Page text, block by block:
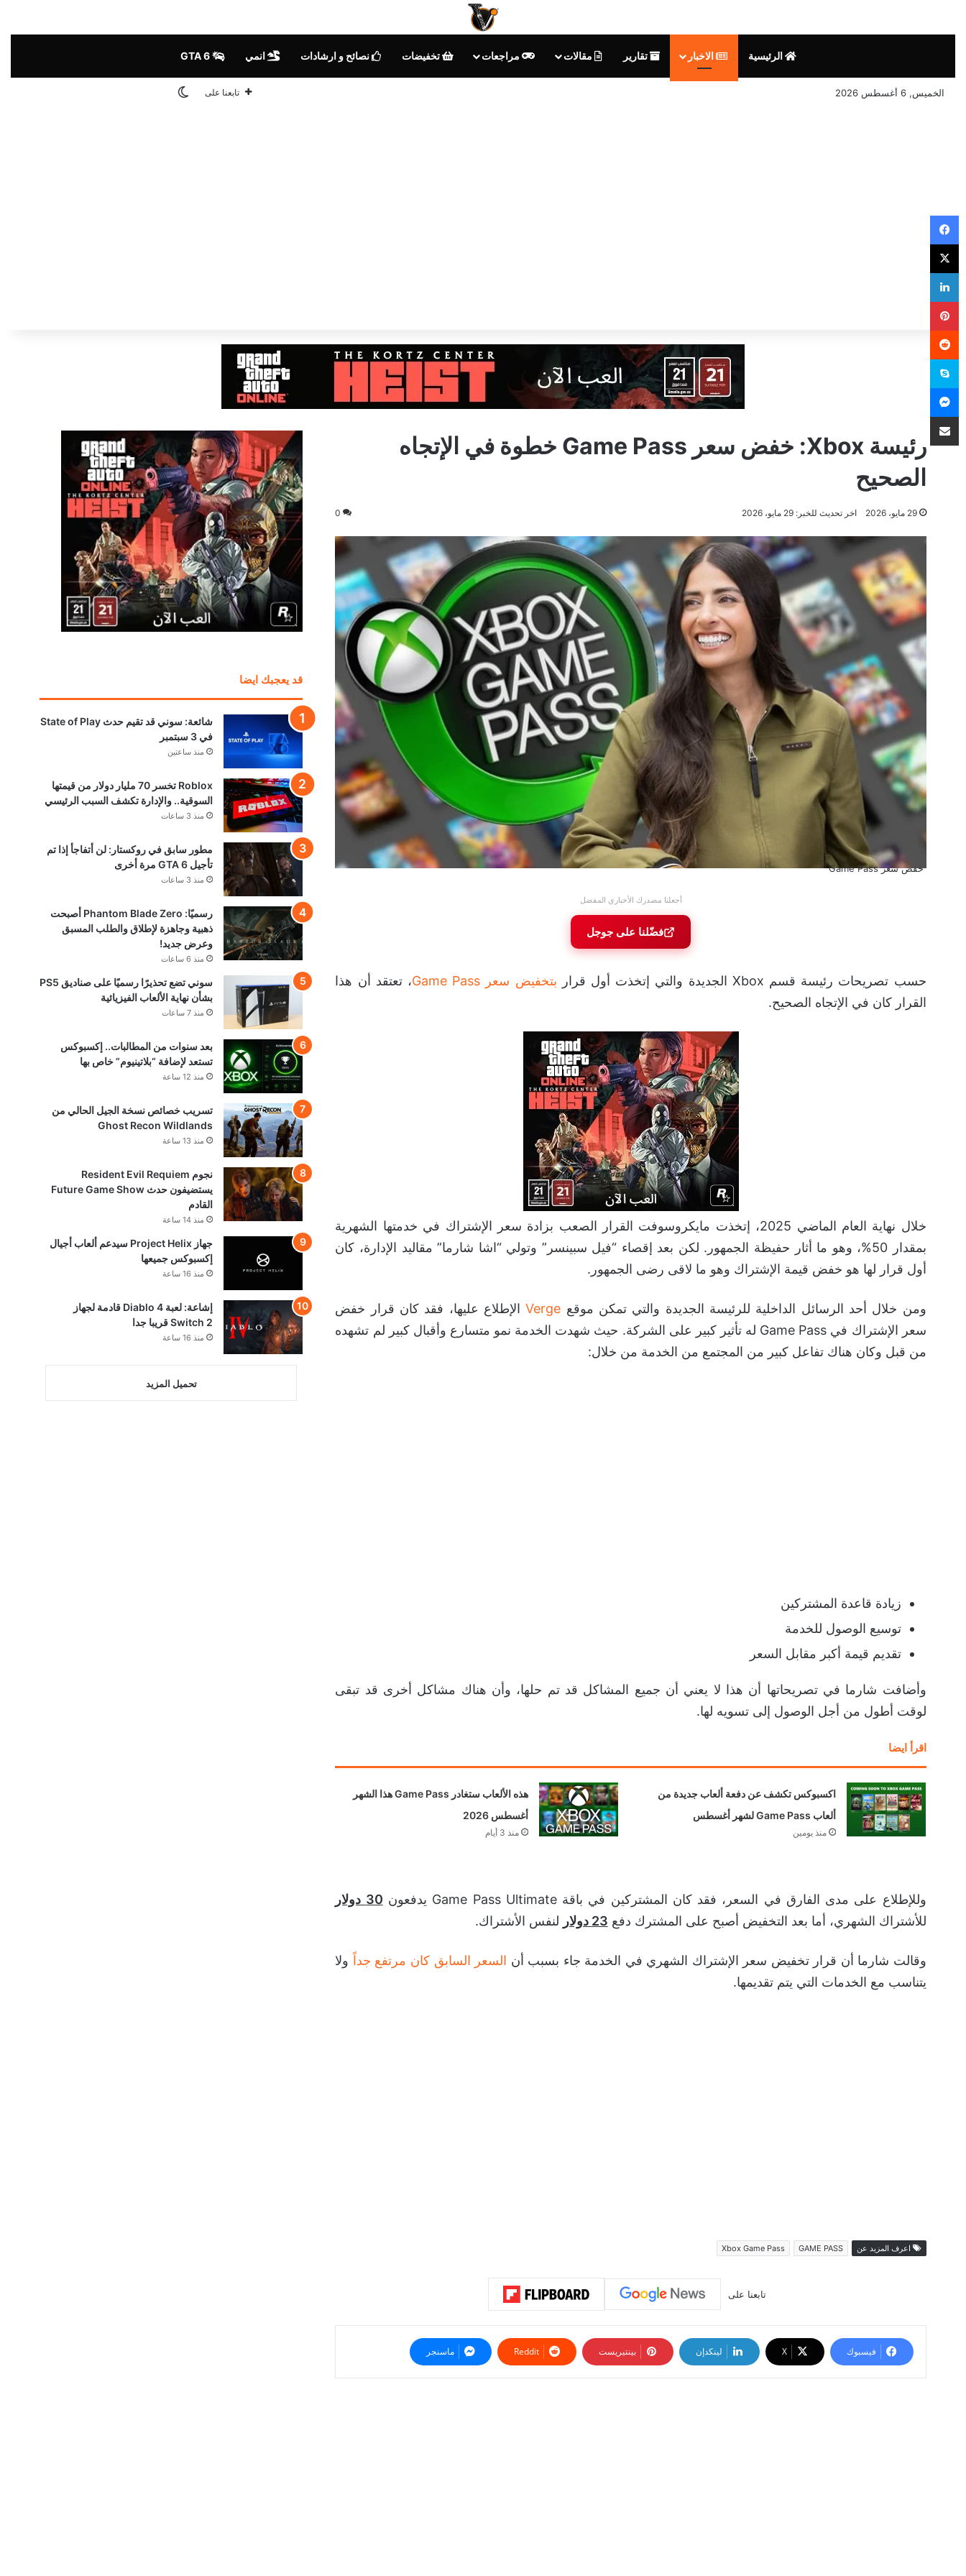
الرئيسية الاخبار تقارير مقالات مراجعات تخفيضات نصائح و ارشادات انمي
الخميس, 6 أغسطس 2026 تابعنا على الوضع المظلم
رئيسة Xbox: خفض سعر Game Pass خطوة في الإتجاه
الصحيح
29 مايو، 2026 اخر تحديث للخبر: 29 مايو، 2026 0
خفض سعر Game Pass
أجعلنا مصدرك الأخباري المفضل
فضّلنا على جوجل
حسب تصريحات رئيسة قسم Xbox الجديدة والتي إتخذت أول قرار بتخفيض سعر Game Pass
، تعتقد أن هذا
القرار كان في الإتجاه الصحيح.
خلال نهاية العام الماضي 2025، إتخذت مايكروسوفت القرار الصعب بزادة سعر الإشتراك في خدمتها الشهرية
بمقدار 50%، وهو ما أثار حفيظة الجمهور. لكن بعد إقصاء “فيل سبينسر” وتولي “اشا شارما” مقاليد الإدارة، كان
أول قرار لها هو خفض قيمة الإشتراك وهو ما لاقى رضى الجمهور.
ومن خلال أحد الرسائل الداخلية للرئيسة الجديدة والتي تمكن موقع Vergeالإطلاع عليها، فقد كان قرار خفض
سعر الإشتراك في Game Pass له تأثير كبير على الشركة. حيث شهدت الخدمة نمو متسارع وأقبال كبير لم تشهده
من قبل وكان هناك تفاعل كبير من المجتمع من الخدمة من خلال:
زيادة قاعدة المشتركين
توسيع الوصول للخدمة
تقديم قيمة أكبر مقابل السعر
وأضافت شارما في تصريحاتها أن هذا لا يعني أن جميع المشاكل قد تم حلها، وأن هناك مشاكل أخرى قد تبقى
لوقت أطول من أجل الوصول إلى تسويه لها.
اقرأ ايضا
اكسبوكس تكشف عن دفعة ألعاب جديدة من
ألعاب Game Pass لشهر أغسطس
منذ يومين
هذه الألعاب ستغادر Game Pass هذا الشهر
أغسطس 2026
منذ 3 أيام
وللإطلاع على مدى الفارق في السعر، فقد كان المشتركين في باقة Game Pass Ultimate يدفعون
30 دولار
للأشتراك الشهري، أما بعد التخفيض أصبح على المشترك دفع 23 دولار لنفس الأشتراك.
وقالت شارما أن قرار تخفيض سعر الإشتراك الشهري في الخدمة جاء بسبب أن السعر السابق كان مرتفع جداً ولا
يتناسب مع الخدمات التي يتم تقديمها.
اعرف المزيد عن GAME PASS
Xbox Game Pass
تابعنا على
فيسبوك ‫X لينكدإن بينتيريست ‏Reddit ماسنجر
قد يعجبك ايضا
شائعة: سوني قد تقيم حدث State of Play
في 3 سبتمبر
منذ ساعتين
Roblox تخسر 70 مليار دولار من قيمتها
السوقية.. والإدارة تكشف السبب الرئيسي
منذ 3 ساعات
مطور سابق في روكستار: لن أتفاجأ إذا تم
تأجيل GTA 6 مرة أخرى
منذ 3 ساعات
رسميًا: Phantom Blade Zero أصبحت
ذهبية وجاهزة لإطلاق والطلب المسبق
وعرض جديد!
منذ 6 ساعات
سوني تضع تحذيرًا رسميًا على صناديق PS5
بشأن نهاية الألعاب الفيزيائية
منذ 7 ساعات
بعد سنوات من المطالبات.. إكسبوكس
تستعد لإضافة “بلاتينيوم” خاص بها
منذ 12 ساعة
تسريب خصائص نسخة الجيل الحالي من
Ghost Recon Wildlands
منذ 13 ساعة
نجوم Resident Evil Requiem
يستضيفون حدث Future Game Show
القادم
منذ 14 ساعة
جهاز Project Helix سيدعم ألعاب أجيال
إكسبوكس جميعها
منذ 16 ساعة
إشاعة: لعبة Diablo 4 قادمة لجهاز
Switch 2 قريبا جدا
منذ 16 ساعة
تحميل المزيد
فيسبوك
‫X
لينكدإن
بينتيريست
سكايب
ماسنجر
مشاركة عبر البريد